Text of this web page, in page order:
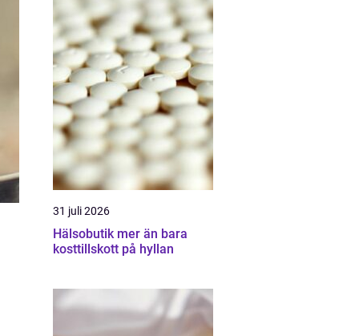
31 juli 2026
Hälsobutik mer än bara
kosttillskott på hyllan